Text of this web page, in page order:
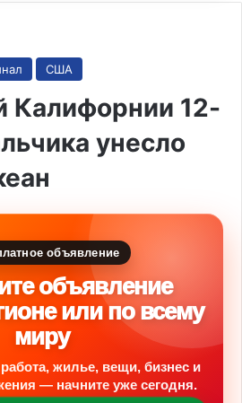
США
Калифорнии 12-
унесло
объявление
объявление
или по всему
миру
жилье, вещи, бизнес и
— начните уже сегодня.